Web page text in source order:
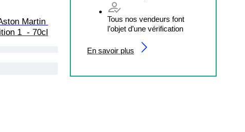
Tous nos vendeurs font
l’objet d’une vérification
En savoir plus
Martin
1  - 70cl